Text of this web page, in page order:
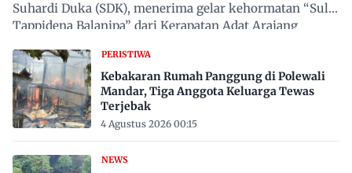
Suhardi Duka (SDK), menerima gelar kehormatan “Sulo
Tappidena Balanipa” dari Kerapatan Adat Arajang
PERISTIWA
Kebakaran Rumah Panggung di Polewali
Mandar, Tiga Anggota Keluarga Tewas
Terjebak
4 Agustus 2026 00:15
NEWS